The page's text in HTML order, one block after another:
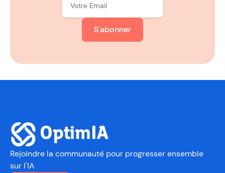
S'abonner
Rejoindre la communauté pour progresser ensemble
sur l'IA